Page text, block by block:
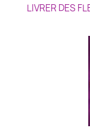
LIVRER DES